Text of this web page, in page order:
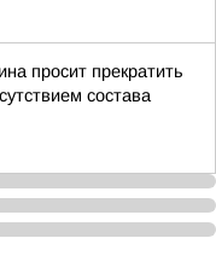
просит прекратить
состава